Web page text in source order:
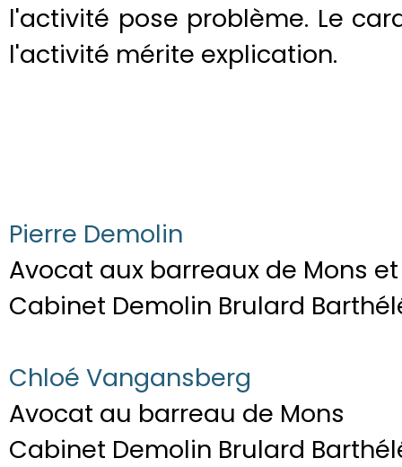
l'activité pose problème. Le
l'activité mérite explication.
Pierre Demolin
Avocat aux barreaux de Mons
Cabinet Demolin Brulard
Chloé Vangansberg
Avocat au barreau de Mons
Cabinet Demolin Brulard